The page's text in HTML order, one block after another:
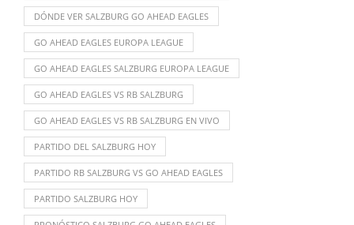
DÓNDE VER SALZBURG GO AHEAD EAGLES
GO AHEAD EAGLES EUROPA LEAGUE
GO AHEAD EAGLES SALZBURG EUROPA LEAGUE
GO AHEAD EAGLES VS RB SALZBURG
GO AHEAD EAGLES VS RB SALZBURG EN VIVO
PARTIDO DEL SALZBURG HOY
PARTIDO RB SALZBURG VS GO AHEAD EAGLES
PARTIDO SALZBURG HOY